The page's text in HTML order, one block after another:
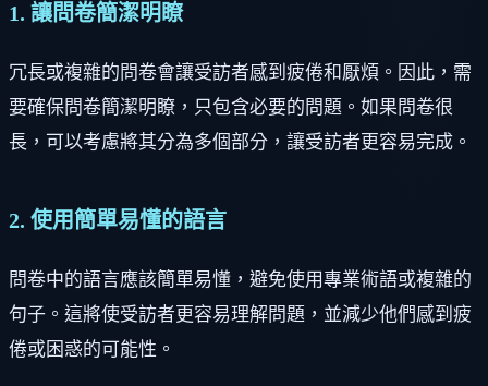
1. 讓問卷簡潔明瞭
冗長或複雜的問卷會讓受訪者感到疲倦和厭煩。因此，需
要確保問卷簡潔明瞭，只包含必要的問題。如果問卷很
長，可以考慮將其分為多個部分，讓受訪者更容易完成。
2. 使用簡單易懂的語言
問卷中的語言應該簡單易懂，避免使用專業術語或複雜的
句子。這將使受訪者更容易理解問題，並減少他們感到疲
倦或困惑的可能性。